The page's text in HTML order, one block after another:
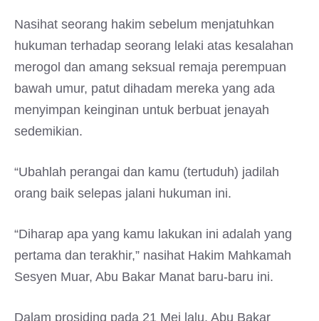
Nasihat seorang hakim sebelum menjatuhkan
hukuman terhadap seorang lelaki atas kesalahan
merogol dan amang seksual remaja perempuan
bawah umur, patut dihadam mereka yang ada
menyimpan keinginan untuk berbuat jenayah
sedemikian.
“Ubahlah perangai dan kamu (tertuduh) jadilah
orang baik selepas jalani hukuman ini.
“Diharap apa yang kamu lakukan ini adalah yang
pertama dan terakhir,” nasihat Hakim Mahkamah
Sesyen Muar, Abu Bakar Manat baru-baru ini.
Dalam prosiding pada 21 Mei lalu, Abu Bakar